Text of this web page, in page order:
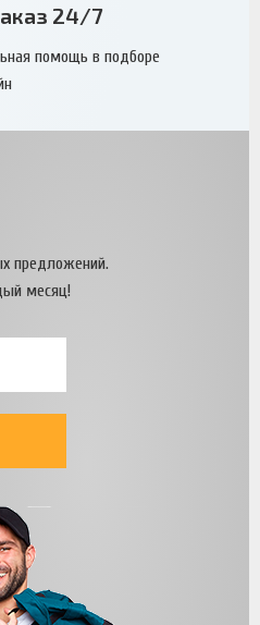
24/7
помощь в подборе
предложений.
месяц!